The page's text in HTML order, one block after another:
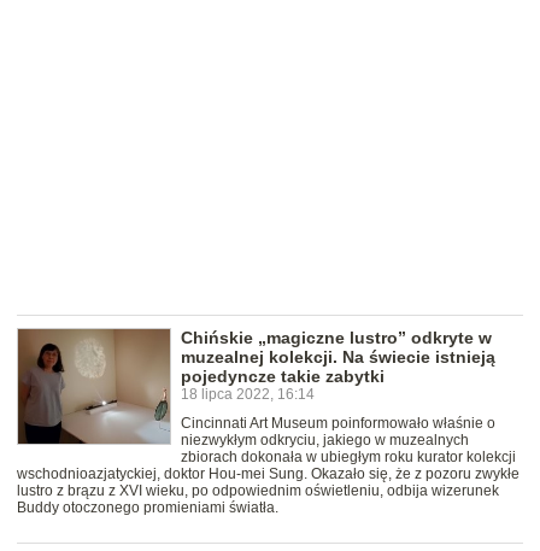
Chińskie „magiczne lustro” odkryte w
muzealnej kolekcji. Na świecie istnieją
pojedyncze takie zabytki
18 lipca 2022, 16:14
Cincinnati Art Museum poinformowało właśnie o
niezwykłym odkryciu, jakiego w muzealnych
zbiorach dokonała w ubiegłym roku kurator kolekcji
wschodnioazjatyckiej, doktor Hou-mei Sung. Okazało się, że z pozoru zwykłe
lustro z brązu z XVI wieku, po odpowiednim oświetleniu, odbija wizerunek
Buddy otoczonego promieniami światła.